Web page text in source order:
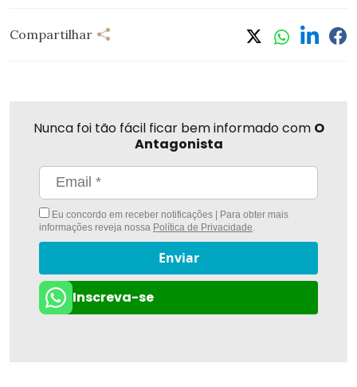
Compartilhar
Nunca foi tão fácil ficar bem informado com O
Antagonista
Eu concordo em receber notificações | Para obter mais
informações reveja nossa Política de Privacidade
Enviar
Inscreva-se